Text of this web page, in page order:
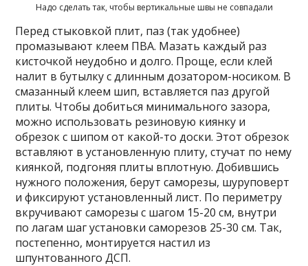
Надо сделать так, чтобы вертикальные швы не совпадали
Перед стыковкой плит, паз (так удобнее)
промазывают клеем ПВА. Мазать каждый раз
кисточкой неудобно и долго. Проще, если клей
налит в бутылку с длинным дозатором-носиком. В
смазанный клеем шип, вставляется паз другой
плиты. Чтобы добиться минимального зазора,
можно использовать резиновую киянку и
обрезок с шипом от какой-то доски. Этот обрезок
вставляют в установленную плиту, стучат по нему
киянкой, подгоняя плиты вплотную. Добившись
нужного положения, берут саморезы, шуруповерт
и фиксируют установленный лист. По периметру
вкручивают саморезы с шагом 15-20 см, внутри
по лагам шаг установки саморезов 25-30 см. Так,
постепенно, монтируется настил из
шпунтованного ДСП.